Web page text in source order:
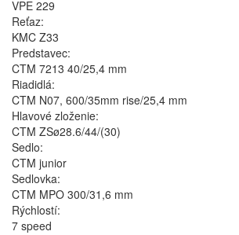
VPE 229
Reťaz:
KMC Z33
Predstavec:
CTM 7213 40/25,4 mm
Riadidlá:
CTM N07, 600/35mm rise/25,4 mm
Hlavové zloženie:
CTM ZSø28.6/44/(30)
Sedlo:
CTM junior
Sedlovka:
CTM MPO 300/31,6 mm
Rýchlostí:
7 speed